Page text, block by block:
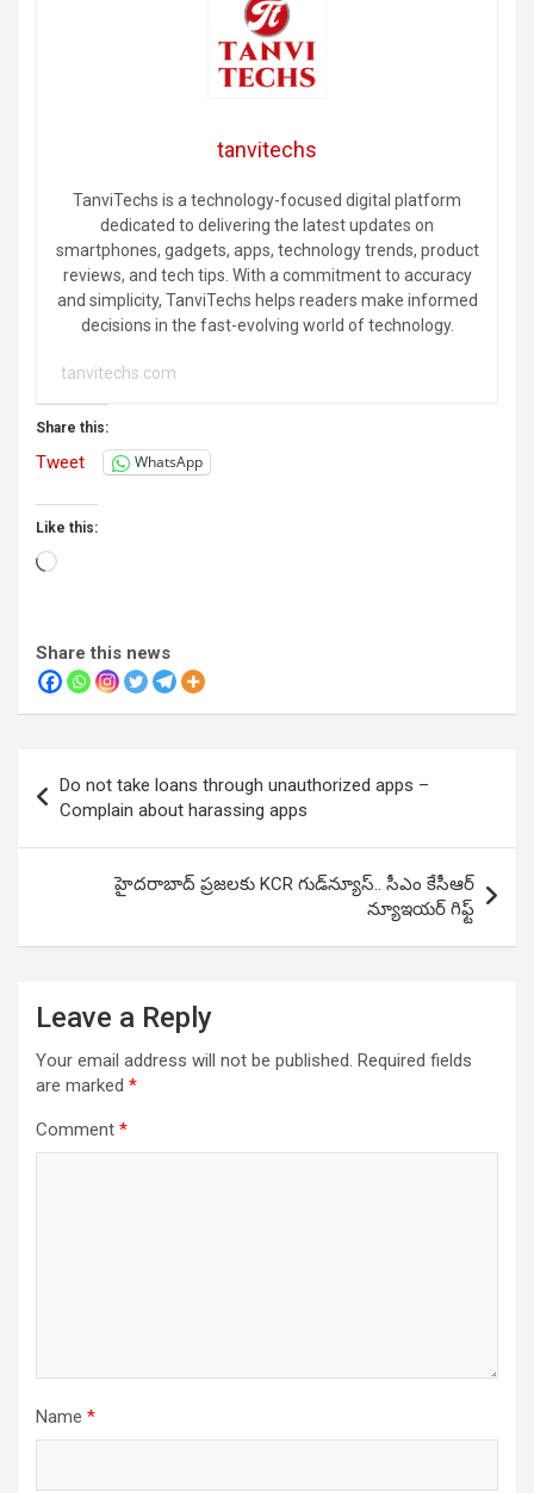
tanvitechs
TanviTechs is a technology-focused digital platform
dedicated to delivering the latest updates on
smartphones, gadgets, apps, technology trends, product
reviews, and tech tips. With a commitment to accuracy
and simplicity, TanviTechs helps readers make informed
decisions in the fast-evolving world of technology.
tanvitechs.com
Share this:
Tweet WhatsApp
Like this:
Loading…
Share this news
navigation
Do not take loans through unauthorized apps –
Complain about harassing apps
హైదరాబాద్ ప్రజలకు KCR గుడ్‌న్యూస్.. సీఎం కేసీఆర్
న్యూఇయర్ గిఫ్ట్
Leave a Reply
Your email address will not be published. Required fields
are marked *
Comment *
Name *